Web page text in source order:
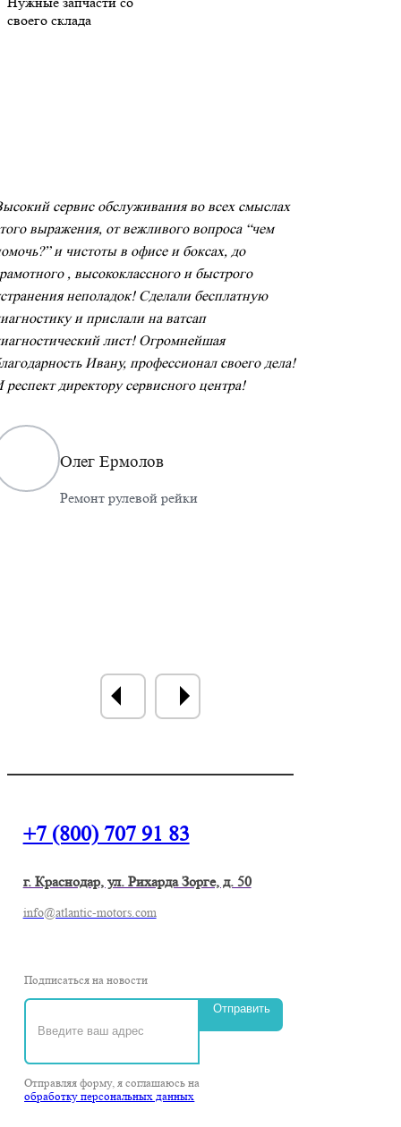
своего склада
сервис обслуживания во всех смыслах
выражения, от вежливого вопроса “чем
и чистоты в офисе и боксах, до
, высококлассного и быстрого
неполадок! Сделали бесплатную
и прислали на ватсап
лист! Огромнейшая
Ивану, профессионал своего дела!
респект директору сервисного центра!
Олег Ермолов
Ремонт рулевой рейки
+7 (800) 707 91 83
г. Краснодар, ул. Рихарда Зорге, д. 50
info@atlantic-motors.com
Подписаться на новости
Отправить
Отправляя форму, я соглашаюсь на
обработку персональных данных